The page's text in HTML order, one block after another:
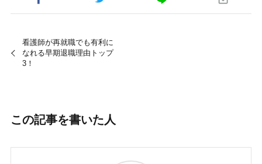
看護師が再就職でも有利に
なれる早期退職理由トップ
3！
この記事を書いた人